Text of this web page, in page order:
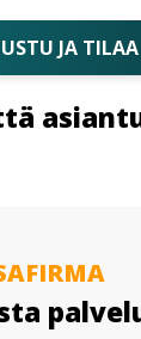
JA TILAA